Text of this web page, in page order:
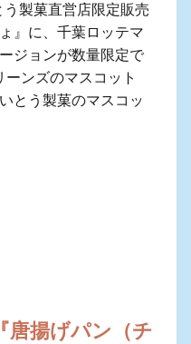
う製菓直営店限定販売
』に、千葉ロッテマ
ジョンが数量限定で
ーンズのマスコット
とう製菓のマスコッ
唐揚げパン（チ